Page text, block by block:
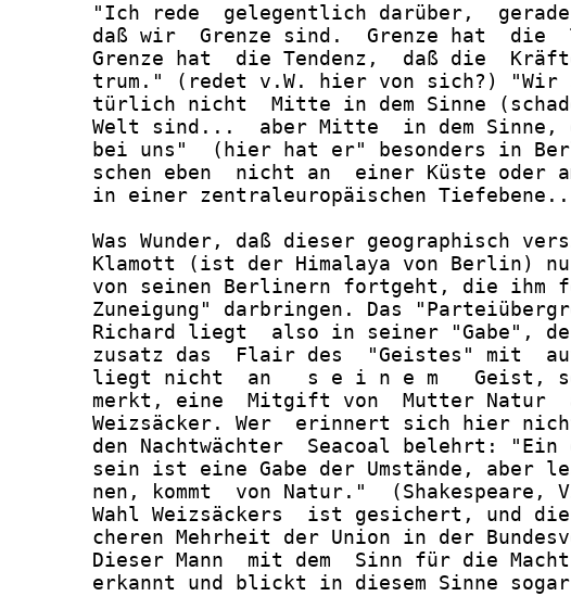
"Ich rede  gelegentlich darüber,
daß wir  Grenze sind.  Grenze hat  die
Grenze hat  die Tendenz,  daß die
trum." (redet v.W. hier von sich?) "Wir
türlich nicht  Mitte in dem Sinne
Welt sind...  aber Mitte  in dem Sinne,
bei uns"  (hier hat er" besonders in
schen eben  nicht an  einer Küste oder
in einer zentraleuropäischen
Was Wunder, daß dieser geographisch
Klamott (ist der Himalaya von Berlin)
von seinen Berlinern fortgeht, die ihm
Zuneigung" darbringen. Das
Richard liegt  also in seiner "Gabe",
zusatz das  Flair des  "Geistes" mit
liegt nicht  an   s e i n e m   Geist,
merkt, eine  Mitgift von  Mutter Natur
Weizsäcker. Wer  erinnert sich hier
den Nachtwächter  Seacoal belehrt: "Ein
sein ist eine Gabe der Umstände, aber
nen, kommt  von Natur."  (Shakespeare,
Wahl Weizsäckers  ist gesichert, und
cheren Mehrheit der Union in der
Dieser Mann  mit dem  Sinn für die
erkannt und blickt in diesem Sinne